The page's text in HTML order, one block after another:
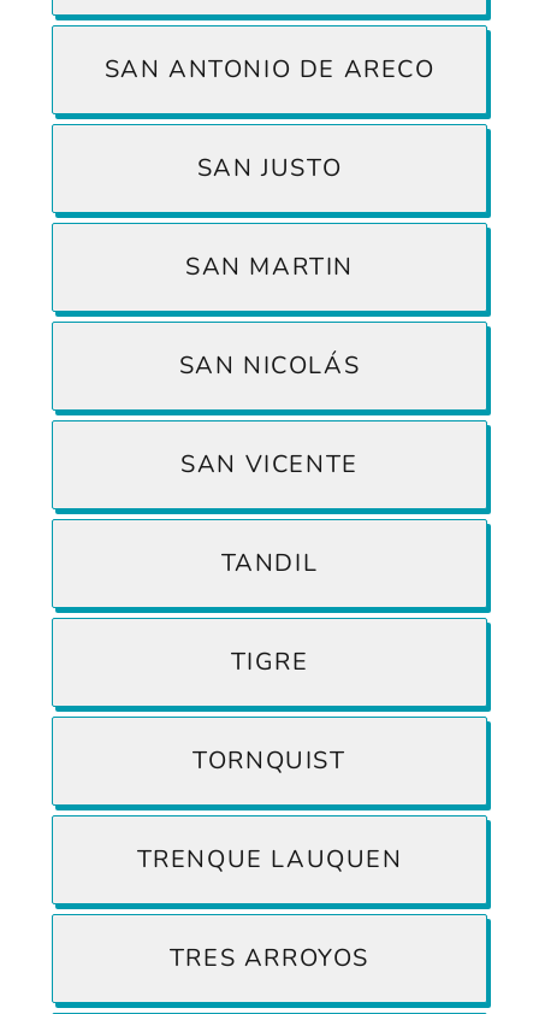
SAN ANTONIO DE ARECO
SAN JUSTO
SAN MARTIN
SAN NICOLÁS
SAN VICENTE
TANDIL
TIGRE
TORNQUIST
TRENQUE LAUQUEN
TRES ARROYOS